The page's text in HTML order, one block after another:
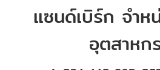
แซนด์เบิร์ก จำห
อุตสาหก